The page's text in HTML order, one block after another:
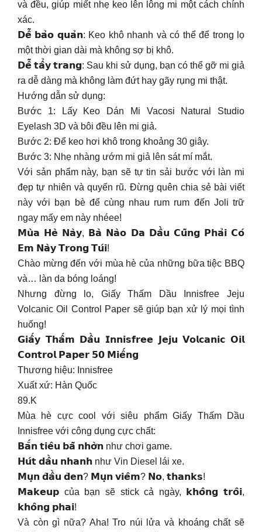
và đều, giúp miết nhẹ keo lên lông mi một cách chính
xác.
𝗗𝗲̂̃ 𝗯𝗮̉𝗼 𝗾𝘂𝗮̉𝗻: Keo khô nhanh và có thể để trong lọ
một thời gian dài mà không sợ bị khô.
𝗗𝗲̂̃ 𝘁𝗮̂̉𝘆 𝘁𝗿𝗮𝗻𝗴: Sau khi sử dụng, bạn có thể gỡ mi giả
ra dễ dàng mà không làm đứt hay gãy rụng mi thật.
Hướng dẫn sử dụng:
Bước 1: Lấy Keo Dán Mi Vacosi Natural Studio
Eyelash 3D và bôi đều lên mi giả.
Bước 2: Để keo hơi khô trong khoảng 30 giây.
Bước 3: Nhẹ nhàng ướm mi giả lên sát mí mắt.
Với sản phẩm này, bạn sẽ tự tin sải bước với làn mi
đẹp tự nhiên và quyến rũ. Đừng quên chia sẻ bài viết
này với bạn bè để cùng nhau rum rum đến Joli trữ
ngay mấy em này nhéee!
𝗠𝘂̀𝗮 𝗛𝗲̀ 𝗡𝗮̀𝘆, 𝗕𝗮̀ 𝗡𝗮̀𝗼 𝗗𝗮 𝗗𝗮̂̀𝘂 𝗖𝘂̃𝗻𝗴 𝗣𝗵𝗮̉𝗶 𝗖𝗼́
𝗘𝗺 𝗡𝗮̀𝘆 𝗧𝗿𝗼𝗻𝗴 𝗧𝘂́𝗶!
Chào mừng đến với mùa hè của những bữa tiệc BBQ
và… làn da bóng loáng!
Nhưng đừng lo, Giấy Thấm Dầu Innisfree Jeju
Volcanic Oil Control Paper sẽ giúp bạn xử lý mọi tình
huống!
𝗚𝗶𝗮̂́𝘆 𝗧𝗵𝗮̂́𝗺 𝗗𝗮̂̀𝘂 𝗜𝗻𝗻𝗶𝘀𝗳𝗿𝗲𝗲 𝗝𝗲𝗷𝘂 𝗩𝗼𝗹𝗰𝗮𝗻𝗶𝗰 𝗢𝗶𝗹
𝗖𝗼𝗻𝘁𝗿𝗼𝗹 𝗣𝗮𝗽𝗲𝗿 𝟱𝟬 𝗠𝗶𝗲̂́𝗻𝗴
Thương hiệu: Innisfree
Xuất xứ: Hàn Quốc
89.K
Mùa hè cực cool với siêu phẩm Giấy Thấm Dầu
Innisfree với công dụng cực chất:
𝗕𝗮̆́𝗻 𝘁𝗶𝗲̂𝘂 𝗯𝗮̃ 𝗻𝗵𝗼̛̀𝗻 như chơi game.
𝗛𝘂́𝘁 𝗱𝗮̂̀𝘂 𝗻𝗵𝗮𝗻𝗵 như Vin Diesel lái xe.
𝗠𝘂̣𝗻 𝗱̄𝗮̂̀𝘂 𝗱̄𝗲𝗻? 𝗠𝘂̣𝗻 𝘃𝗶𝗲̂𝗺? 𝗡𝗼, 𝘁𝗵𝗮𝗻𝗸𝘀!
𝗠𝗮𝗸𝗲𝘂𝗽 của bạn sẽ stick cả ngày, 𝗸𝗵𝗼̂𝗻𝗴 𝘁𝗿𝗼̂𝗶,
𝗸𝗵𝗼̂𝗻𝗴 𝗽𝗵𝗮𝗶!
Và còn gì nữa? Aha! Tro núi lửa và khoáng chất sẽ